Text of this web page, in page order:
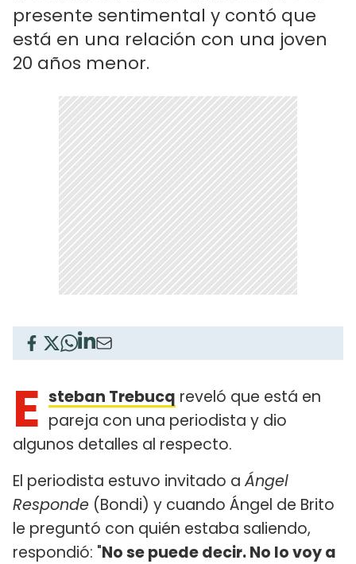
presente sentimental y contó que
está en una relación con una joven
20 años menor.
E steban Trebucq reveló que está en
pareja con una periodista y dio
algunos detalles al respecto.
El periodista estuvo invitado aÁngel
Responde (Bondi) y cuando Ángel de Brito
le preguntó con quién estaba saliendo,
respondió: "No se puede decir. No lo voy a